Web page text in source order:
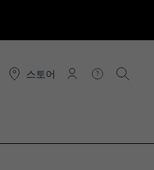
스토어
연결 도움말검색